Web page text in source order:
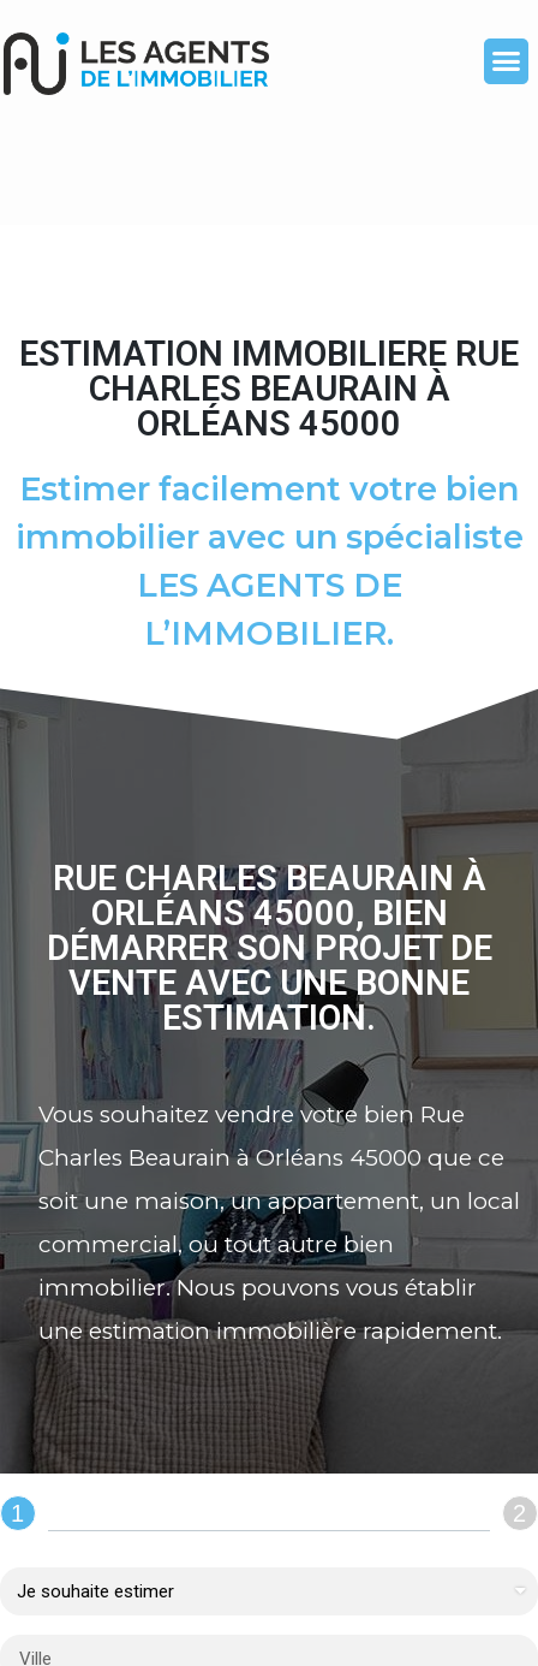
ESTIMATION IMMOBILIERE RUE
CHARLES BEAURAIN À
ORLÉANS 45000
Estimer facilement votre bien
immobilier avec un spécialiste
LES AGENTS DE
L’IMMOBILIER.
RUE CHARLES BEAURAIN À
ORLÉANS 45000, BIEN
DÉMARRER SON PROJET DE
VENTE AVEC UNE BONNE
ESTIMATION.
Vous souhaitez vendre votre bien Rue
Charles Beaurain à Orléans 45000 que ce
soit une maison, un appartement, un local
commercial, ou tout autre bien
immobilier. Nous pouvons vous établir
une estimation immobilière rapidement.
REMPLIR LE FORMULAIRE :
1 2